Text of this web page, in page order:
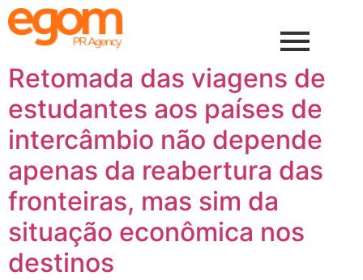
Retomada das viagens de
estudantes aos países de
intercâmbio não depende
apenas da reabertura das
fronteiras, mas sim da
situação econômica nos
destinos